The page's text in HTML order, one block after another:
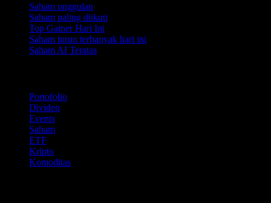
Saham unggulan
Saham paling diikuti
Top Gainer Hari Ini
Saham turun terbanyak hari ini
Saham AI Teratas
Portofolio
Dividen
Events
Saham
ETF
Kripto
Komoditas